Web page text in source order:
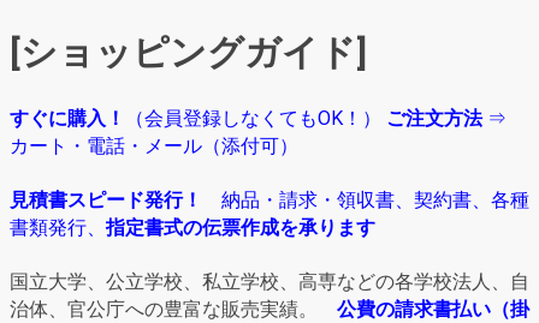
[ショッピングガイド]
すぐに購入！ （会員登録しなくてもOK！） ご注文方法⇒
カート・電話・メール（添付可）
見積書スピード発行！
納品・請求・領収書、契約書、各種
書類発行、指定書式の伝票作成を承ります
国立大学、公立学校、私立学校、高専などの各学校法人、自
治体、官公庁への豊富な販売実績。
公費の請求書払い（掛